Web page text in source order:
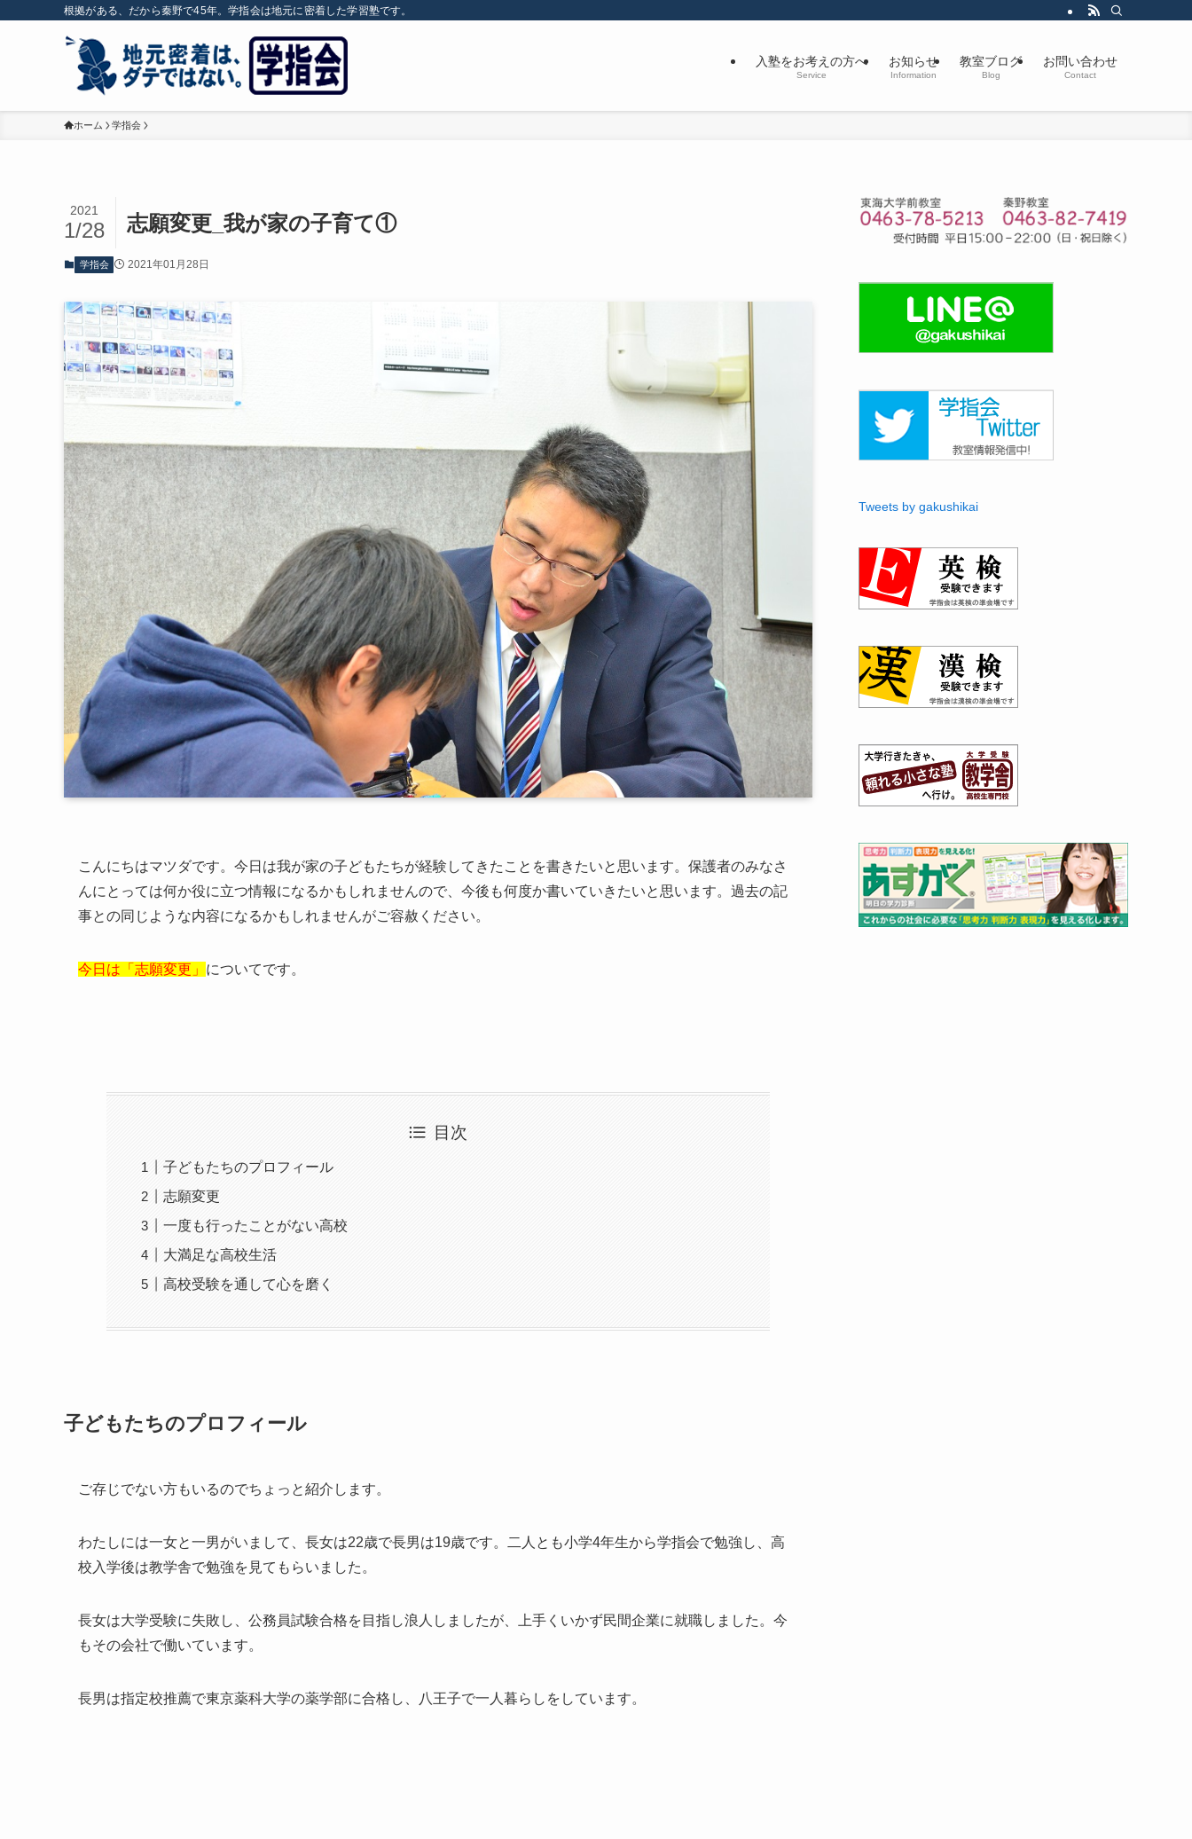
根拠がある、だから秦野で45年。学指会は地元に密着した学習塾です。
入塾をお考えの方へ
Service
お知らせ
Information
教室ブログ
Blog
お問い合わせ
Contact
ホーム 学指会
志願変更_我が家の子育て①
2021
1/28
学指会 2021年01月28日
こんにちはマツダです。今日は我が家の子どもたちが経験してきたことを書きたいと思います。保護者のみなさ
んにとっては何か役に立つ情報になるかもしれませんので、今後も何度か書いていきたいと思います。過去の記
事との同じような内容になるかもしれませんがご容赦ください。
今日は「志願変更」 についてです。
目次
子どもたちのプロフィール
志願変更
一度も行ったことがない高校
大満足な高校生活
高校受験を通して心を磨く
子どもたちのプロフィール
ご存じでない方もいるのでちょっと紹介します。
わたしには一女と一男がいまして、長女は22歳で長男は19歳です。二人とも小学4年生から学指会で勉強し、高
校入学後は教学舎で勉強を見てもらいました。
長女は大学受験に失敗し、公務員試験合格を目指し浪人しましたが、上手くいかず民間企業に就職しました。今
もその会社で働いています。
長男は指定校推薦で東京薬科大学の薬学部に合格し、八王子で一人暮らしをしています。
Tweets by gakushikai